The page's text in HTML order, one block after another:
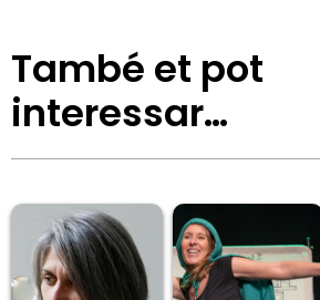
També et pot
interessar…